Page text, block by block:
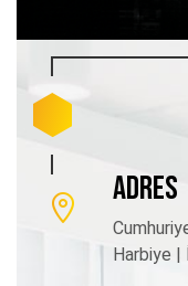
ADRES
Harbiye |